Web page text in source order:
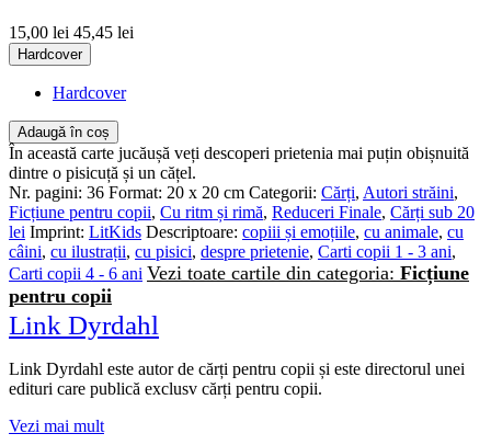
15,00 lei 45,45 lei
Hardcover
Hardcover
Adaugă în coș
În această carte jucăușă veți descoperi prietenia mai puțin obișnuită
dintre o pisicuță și un cățel.
Nr. pagini: 36 Format: 20 x 20 cm Categorii: Cărți, Autori străini,
Ficțiune pentru copii, Cu ritm și rimă, Reduceri Finale, Cărți sub 20
lei Imprint: LitKids Descriptoare: copiii și emoțiile, cu animale, cu
câini, cu ilustrații, cu pisici, despre prietenie, Carti copii 1 - 3 ani,
Carti copii 4 - 6 ani Vezi toate cartile din categoria: Ficțiune
pentru copii
Link Dyrdahl
Link Dyrdahl este autor de cărți pentru copii și este directorul unei
edituri care publică exclusv cărți pentru copii.
Vezi mai mult